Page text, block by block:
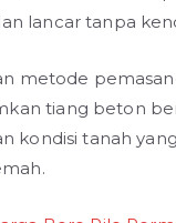
lancar tanpa
metode
tiang beton
kondisi tanah